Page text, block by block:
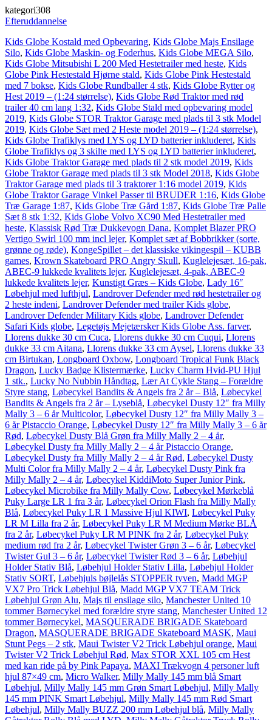
kategori308
Efteruddannelse
Kids Globe Kostald med Opbevaring, Kids Globe Majs Ensilage
Silo, Kids Globe Maskin- og Foderhus, Kids Globe MEGA Silo,
Kids Globe Mitsubishi L 200 Med Hestetrailer med heste, Kids
Globe Pink Hestestald Hjørne stald, Kids Globe Pink Hestestald
med 7 bokse, Kids Globe Rundballer 4 stk, Kids Globe Rytter og
Hest 2019 – (1:24 størrelse), Kids Globe Rød Traktor med rød
trailer 40 cm lang 1:32, Kids Globe Stald med opbevaring model
2019, Kids Globe STOR Traktor Garage med plads til 3 stk Model
2019, Kids Globe Sæt med 2 Heste model 2019 – (1:24 størrelse),
Kids Globe Trafiklys med LYS og LYD batterier inkluderet, Kids
Globe Trafiklys og 3 skilte med LYS og LYD batterier inkluderet,
Kids Globe Traktor Garage med plads til 2 stk model 2019, Kids
Globe Traktor Garage med plads til 3 stk Model 2018, Kids Globe
Traktor Garage med plads til 3 traktorer 1:16 model 2019, Kids
Globe Traktor Garage Vinkel Passer til BRUDER 1:16, Kids Globe
Træ Garage 1:87, Kids Globe Træ Gård 1:87, Kids Globe Træ Palle
Sæt 8 stk 1:32, Kids Globe Volvo XC90 Med Hestetrailer med
heste, Klassisk Rød Træ Dukkevogn Dana, Komplet Blazer PRO
Vertigo Swirl 100 mm incl lejer, Komplet sæt af Bobbrikker (sorte,
grønne og røde), KongeSpillet – det klassiske vikingespil – KUBB
games, Krown Skateboard PRO Angry Skull, Kuglelejesæt, 16-pak,
ABEC-9 lukkede kvalitets lejer, Kuglelejesæt, 4-pak, ABEC-9
lukkede kvalitets lejer, Kunstigt Græs – Kids Globe, Lady 16″
Løbehjul med lufthjul, Landrover Defender med rød hestetrailer og
2 heste indeni, Landrover Defender med trailer Kids globe,
Landrover Defender Military Kids globe, Landrover Defender
Safari Kids globe, Legetøjs Mejetærsker Kids Globe Ass. farver,
Llorens dukke 30 cm Cuca, Llorens dukke 30 cm Cuqui, Llorens
dukke 33 cm Aitana, Llorens dukke 33 cm Aysel, Llorens dukke 33
cm Birtukan, Longboard Oxbow, Longboard Tropical Funk Black
Dragon, Lucky Badge Klistermærke, Lucky Charm Hvid-PU Hjul
1 stk., Lucky No Nubbin Håndtag, Lær At Cykle Stang – Forældre
Styre stang, Løbecykel Bandits & Angels fra 2 år – Blå, Løbecykel
Bandits & Angels fra 2 år – Lyseblå, Løbecykel Dusty 12″ fra Milly
Mally 3 – 6 år Multicolor, Løbecykel Dusty 12″ fra Milly Mally 3 –
6 år Pistaccio Orange, Løbecykel Dusty 12″ fra Milly Mally 3 – 6 år
Rød, Løbecykel Dusty Blå Grøn fra Milly Mally 2 – 4 år,
Løbecykel Dusty fra Milly Mally 2 – 4 år Pistaccio Orange,
Løbecykel Dusty fra Milly Mally 2 – 4 år Rød, Løbecykel Dusty
Multi Color fra Milly Mally 2 – 4 år, Løbecykel Dusty Pink fra
Milly Mally 2 – 4 år, Løbecykel KiddiMoto Super Junior Pink,
Løbecykel Microbike fra Milly Mally Cow, Løbecykel Mørkeblå
Puky Large LR 1 fra 3 år, Løbecykel Orion Flash fra Milly Mally
Blå, Løbecykel Puky LR 1 Massive Hjul KIWI, Løbecykel Puky
LR M Lilla fra 2 år, Løbecykel Puky LR M Medium Mørke BLÅ
fra 2 år, Løbecykel Puky LR M PINK fra 2 år, Løbecykel Puky
medium rød fra 2 år, Løbecykel Twister Grøn 3 – 6 år, Løbecykel
Twister Gul 3 – 6 år, Løbecykel Twister Rød 3 – 6 år, Løbehjul
Holder Stativ Blå, Løbehjul Holder Stativ Lilla, Løbehjul Holder
Stativ SORT, Løbehjuls bøjlelås STOPPER tyven, Madd MGP
VX7 Pro Trick Løbehjul Blå, Madd MGP VX7 TEAM Trick
Løbehjul Grøn Alu, Majs til ensilage silo, Manchester United 10
tommer Børnecykel med forældre styre stang, Manchester United 12
tommer Børnecykel, MASQUERADE BRIGADE Skateboard
Dragon, MASQUERADE BRIGADE Skateboard MASK, Maui
Stunt Pegs – 2 stk, Maui Twister V2 Trick Løbehjul orange, Maui
Twister V2 Trick Løbehjul Rød, Max STOR XXL 105 cm Hest
med kan ride på by Pink Papaya, MAXI Trækvogn 4 personer luft
hjul 87×49 cm, Micro Walker, Milly Mally 145 mm blå Smart
Løbehjul, Milly Mally 145 mm Grøn Smart Løbehjul, Milly Mally
145 mm PINK Smart Løbehjul, Milly Mally 145 mm Rød Smart
Løbehjul, Milly Mally BUZZ 200 mm Løbehjul blå, Milly Mally